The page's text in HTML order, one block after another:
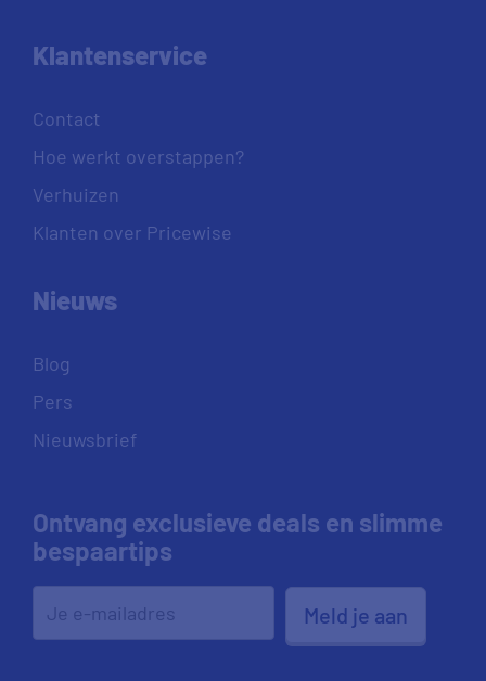
Klantenservice
Contact
Hoe werkt overstappen?
Verhuizen
Klanten over Pricewise
Nieuws
Blog
Pers
Nieuwsbrief
Ontvang exclusieve deals en slimme
bespaartips
Meld je aan